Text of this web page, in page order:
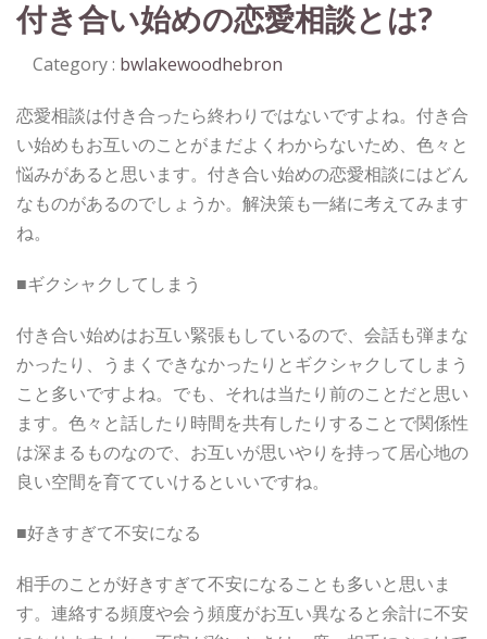
12
日
付き合い始めの恋愛相談とは?
Category : bwlakewoodhebron
恋愛相談は付き合ったら終わりではないですよね。付き合
い始めもお互いのことがまだよくわからないため、色々と
悩みがあると思います。付き合い始めの恋愛相談にはどん
なものがあるのでしょうか。解決策も一緒に考えてみます
ね。
■ギクシャクしてしまう
付き合い始めはお互い緊張もしているので、会話も弾まな
かったり、うまくできなかったりとギクシャクしてしまう
こと多いですよね。でも、それは当たり前のことだと思い
ます。色々と話したり時間を共有したりすることで関係性
は深まるものなので、お互いが思いやりを持って居心地の
良い空間を育てていけるといいですね。
■好きすぎて不安になる
相手のことが好きすぎて不安になることも多いと思いま
す。連絡する頻度や会う頻度がお互い異なると余計に不安